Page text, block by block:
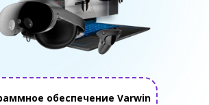
обеспечение Varwin